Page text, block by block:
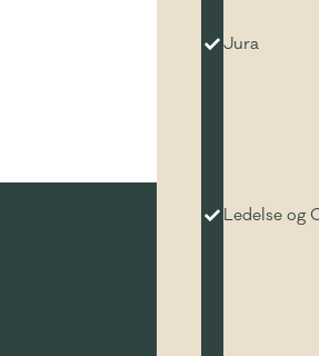
Jura
Ledelse og